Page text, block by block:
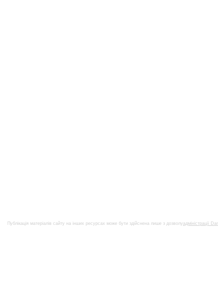
Публікація матеріалів сайту на інших ресурсах може бути здійснена лише з дозволуадміністрації